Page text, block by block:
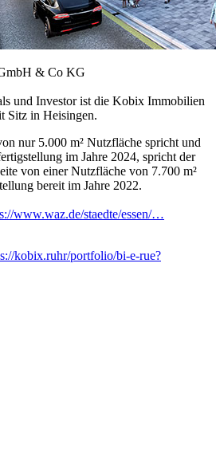
& Co KG
und Investor ist die Kobix Immobilien
Sitz in Heisingen.
nur 5.000 m² Nutzfläche spricht und
im Jahre 2024, spricht der
von einer Nutzfläche von 7.700 m²
bereit im Jahre 2022.
www.waz.de/staedte/essen/…
kobix.ruhr/portfolio/bi-e-rue?